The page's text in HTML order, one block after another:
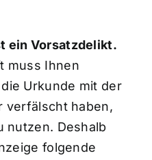
ein Vorsatzdelikt.
muss Ihnen
Urkunde mit der
verfälscht haben,
nutzen. Deshalb
folgende